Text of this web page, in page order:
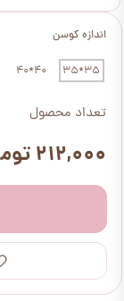
اندازه کوسن
35*35
40*40
تعداد محصول
۲۱۲,۰۰۰ تومان